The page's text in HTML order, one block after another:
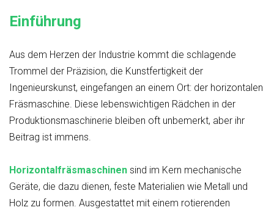
Einführung
Aus dem Herzen der Industrie kommt die schlagende
Trommel der Präzision, die Kunstfertigkeit der
Ingenieurskunst, eingefangen an einem Ort: der horizontalen
Fräsmaschine. Diese lebenswichtigen Rädchen in der
Produktionsmaschinerie bleiben oft unbemerkt, aber ihr
Beitrag ist immens.
Horizontalfräsmaschinen sind im Kern mechanische
Geräte, die dazu dienen, feste Materialien wie Metall und
Holz zu formen. Ausgestattet mit einem rotierenden